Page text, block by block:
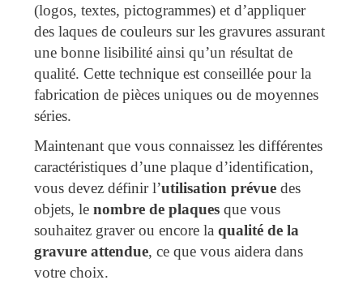
(logos, textes, pictogrammes) et d’appliquer
des laques de couleurs sur les gravures assurant
une bonne lisibilité ainsi qu’un résultat de
qualité. Cette technique est conseillée pour la
fabrication de pièces uniques ou de moyennes
séries.
Maintenant que vous connaissez les différentes
caractéristiques d’une plaque d’identification,
vous devez définir l’utilisation prévue des
objets, le nombre de plaques que vous
souhaitez graver ou encore la qualité de la
gravure attendue, ce que vous aidera dans
votre choix.